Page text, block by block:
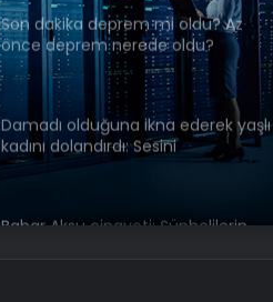
Son dakika deprem mi oldu? Az
önce deprem nerede oldu?
İstanbul, Ankara, İzmir ve il il AFAD
son depremler 11 Mayıs 2025
Damadı olduğuna ikna ederek yaşlı
kadını dolandırdı: Sesini
kopyalamışlar
Bahar Aksu cinayeti: Şüphelilerin